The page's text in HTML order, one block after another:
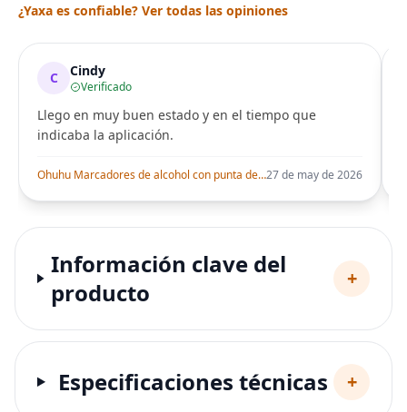
¿Yaxa es confiable? Ver todas las opiniones
C Cindy
Verificado
Llego en muy buen estado y en el tiempo que
indicaba la aplicación.
Ohuhu Marcadores de alcohol con punta de pincel – Juego de marcadores artísticos de doble punta con certificación AP para artistas adultos27 de may de 2026
Información clave del
producto
+
Especificaciones técnicas +